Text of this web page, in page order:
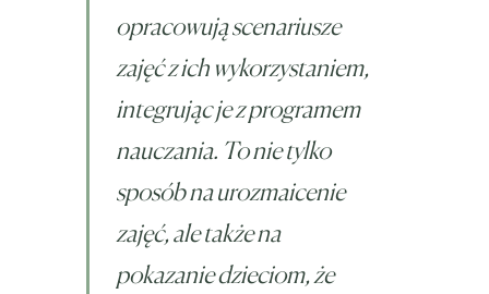
opracowują scenariusze
zajęć z ich wykorzystaniem,
integrując je z programem
nauczania. To nie tylko
sposób na urozmaicenie
zajęć, ale także na
pokazanie dzieciom, że